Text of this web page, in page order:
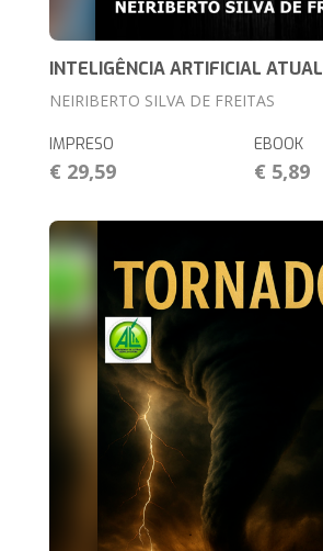
INTELIGÊNCIA ARTIFICIAL ATUAL
NEIRIBERTO SILVA DE FREITAS
IMPRESO
€ 29,59
EBOOK
€ 5,89